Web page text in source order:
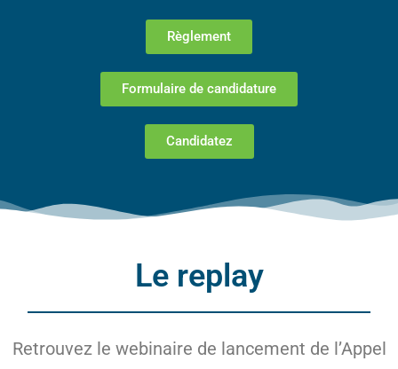
Règlement
Formulaire de candidature
Candidatez
Le replay
Retrouvez le webinaire de lancement de l’Appel